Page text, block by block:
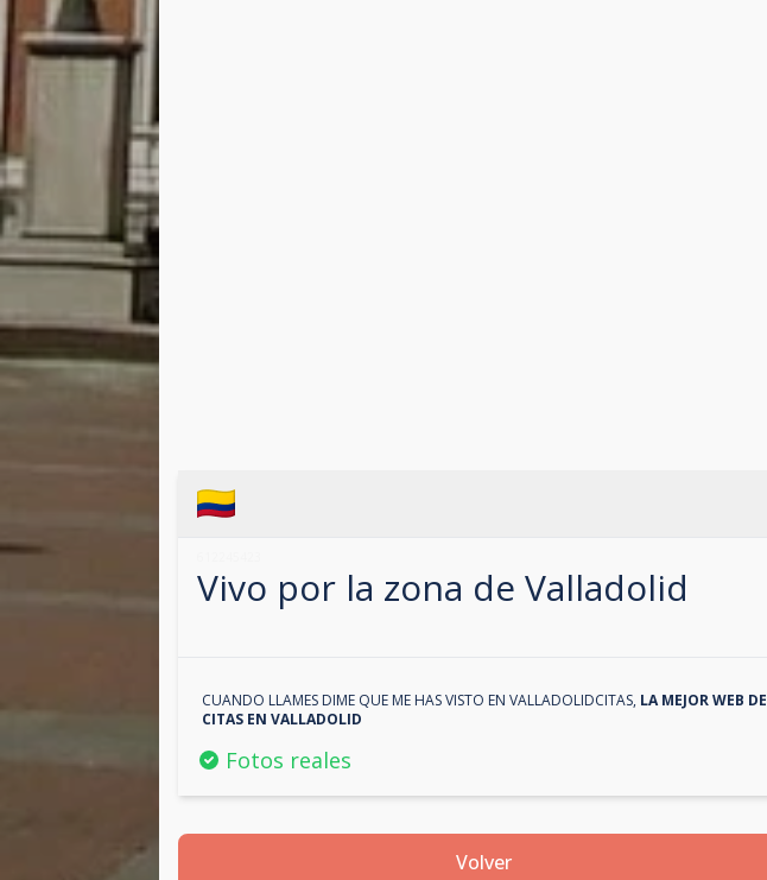
Vivo por la zona deValladolid
CUANDO LLAMES DIME QUE ME HAS VISTO ENVALLADOLIDCITAS, LA MEJOR WEB DE
CITAS ENVALLADOLID
Fotos reales
Volver